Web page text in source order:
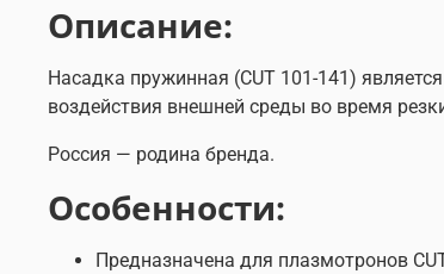
Описание:
Насадка пружинная (CUT 101-141)
воздействия внешней среды во время
Россия — родина бренда.
Особенности:
Предназначена для плазмотронов